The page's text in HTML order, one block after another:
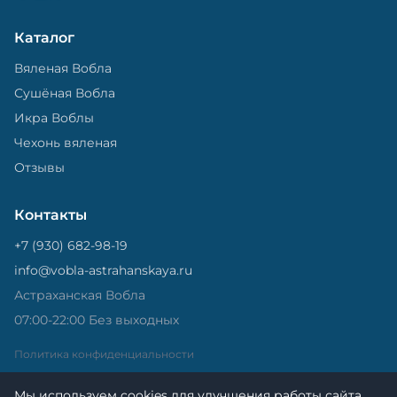
Каталог
Вяленая Вобла
Сушёная Вобла
Икра Воблы
Чехонь вяленая
Отзывы
Контакты
+7 (930) 682-98-19
info@vobla-astrahanskaya.ru
Астраханская Вобла
07:00-22:00 Без выходных
Политика конфиденциальности